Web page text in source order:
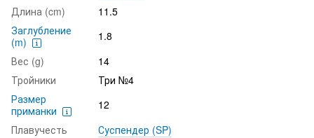
Длина (cm)
11.5
Заглубление
(m)
1.8
Вес (g)
14
Тройники
Три №4
Размер
приманки
12
Плавучесть
Суспендер (SP)